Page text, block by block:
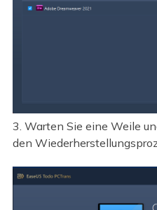
3. Warten Sie eine Weile
den